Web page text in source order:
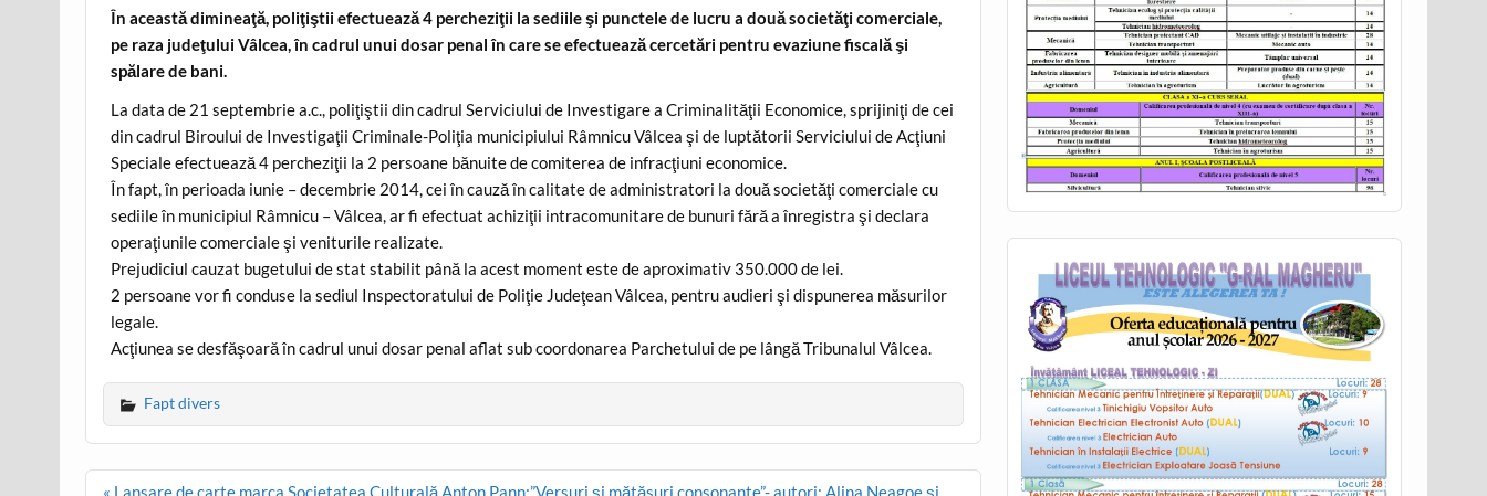
În această dimineaţă, poliţiştii efectuează 4 percheziţii la sediile şi punctele de lucru a două societăţi comerciale,
pe raza judeţului Vâlcea, în cadrul unui dosar penal în care se efectuează cercetări pentru evaziune fiscală şi
spălare de bani.
La data de 21 septembrie a.c., poliţiştii din cadrul Serviciului de Investigare a Criminalităţii Economice, sprijiniţi de cei
din cadrul Biroului de Investigaţii Criminale-Poliţia municipiului Râmnicu Vâlcea şi de luptătorii Serviciului de Acţiuni
Speciale efectuează 4 percheziţii la 2 persoane bănuite de comiterea de infracţiuni economice.
În fapt, în perioada iunie – decembrie 2014, cei în cauză în calitate de administratori la două societăţi comerciale cu
sediile în municipiul Râmnicu – Vâlcea, ar fi efectuat achiziţii intracomunitare de bunuri fără a înregistra şi declara
operaţiunile comerciale şi veniturile realizate.
Prejudiciul cauzat bugetului de stat stabilit până la acest moment este de aproximativ 350.000 de lei.
2 persoane vor fi conduse la sediul Inspectoratului de Poliţie Judeţean Vâlcea, pentru audieri şi dispunerea măsurilor
legale.
Acţiunea se desfăşoară în cadrul unui dosar penal aflat sub coordonarea Parchetului de pe lângă Tribunalul Vâlcea.
Fapt divers
Post
« Lansare de carte marca Societatea Culturală Anton Pann:”Versuri și mătăsuri consonante”- autori: Alina Neagoe și